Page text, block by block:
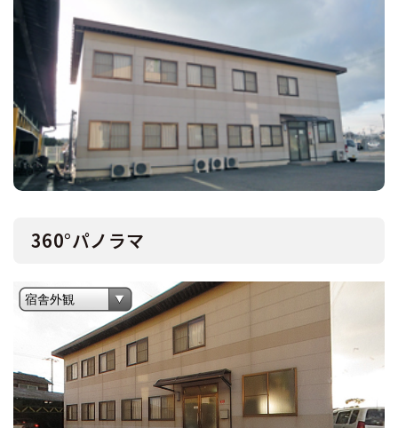
360°パノラマ